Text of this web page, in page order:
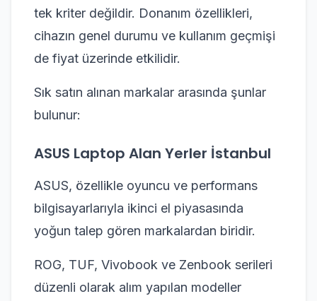
tek kriter değildir. Donanım özellikleri,
cihazın genel durumu ve kullanım geçmişi
de fiyat üzerinde etkilidir.
Sık satın alınan markalar arasında şunlar
bulunur:
ASUS Laptop Alan Yerler İstanbul
ASUS, özellikle oyuncu ve performans
bilgisayarlarıyla ikinci el piyasasında
yoğun talep gören markalardan biridir.
ROG, TUF, Vivobook ve Zenbook serileri
düzenli olarak alım yapılan modeller